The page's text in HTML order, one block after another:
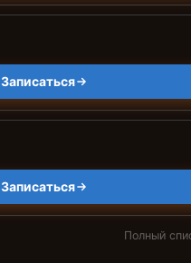
Записаться
Записаться
Полный